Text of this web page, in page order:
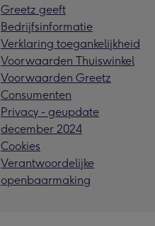
Greetz geeft
Bedrijfsinformatie
Verklaring toegankelijkheid
Voorwaarden Thuiswinkel
Voorwaarden Greetz
Consumenten
Privacy - geupdate
december 2024
Cookies
Verantwoordelijke
openbaarmaking